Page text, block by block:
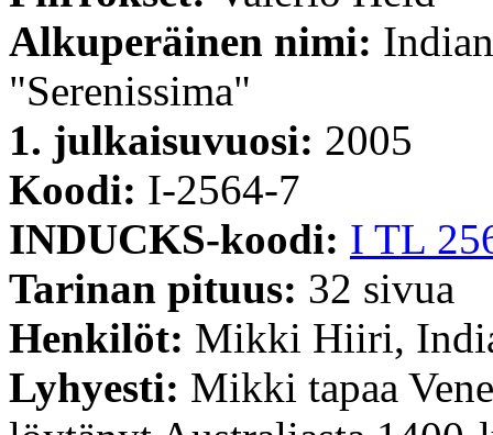
Alkuperäinen nimi:
"Serenissima"
1. julkaisuvuosi: 2005
Koodi: I-2564-7
INDUCKS-koodi: I TL
Tarinan pituus: 32 sivua
Henkilöt: Mikki Hiiri,
Lyhyesti: Mikki tapaa